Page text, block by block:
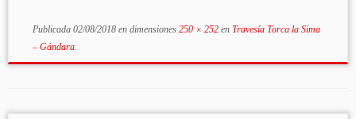
Publicada 02/08/2018en dimensiones250 × 252enTravesía Torca la Sima
– Gándara.